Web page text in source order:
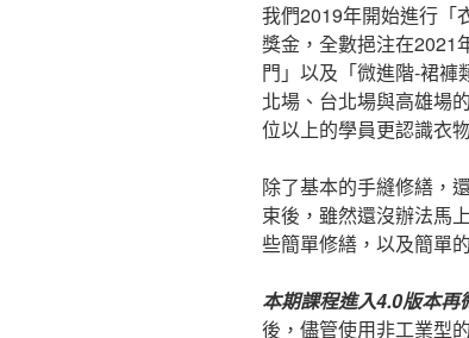
我們2019年開始進行「
獎金，全數挹注在2021
門」以及「微進階-裙褲
北場、台北場與高雄場
位以上的學員更認識衣
除了基本的手縫修繕，
束後，雖然還沒辦法馬
些簡單修繕，以及簡單
本期課程進入4.0版本再
後，儘管使用非工業型